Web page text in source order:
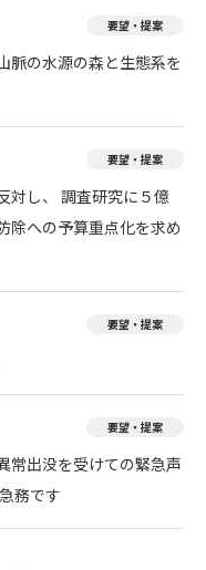
要望・提案
脈の水源の森と生態系を
要望・提案
対し、 調査研究に５億
除への予算重点化を求め
要望・提案
要望・提案
出没を受けての緊急声
務です